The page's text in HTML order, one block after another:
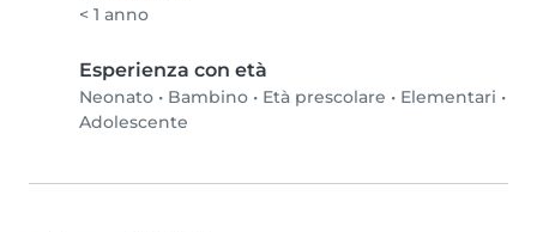
< 1 anno
Esperienza con età
Neonato • Bambino • Età prescolare • Elementari •
Adolescente